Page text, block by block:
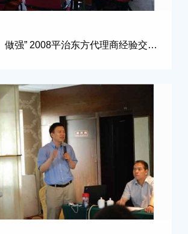
“做精、做透、做强” 2008平治东方代理商经验交流会在京召开